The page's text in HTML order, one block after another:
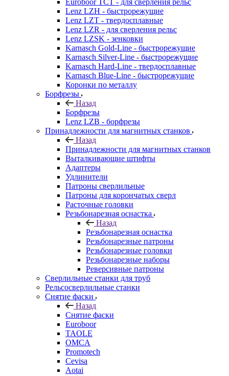
Euroboor TCT - для сверления рельс
Lenz LZH - быстрорежущие
Lenz LZT - твердосплавные
Lenz LZR - для сверления рельс
Lenz LZSK - зенковки
Karnasch Gold-Line - быстрорежущие
Karnasch Silver-Line - быстрорежущие
Karnasch Hard-Line - твердосплавные
Karnasch Blue-Line - быстрорежущие
Коронки по металлу
Борфрезы
Назад
Борфрезы
Lenz LZB - борфрезы
Принадлежности для магнитных станков
Назад
Принадлежности для магнитных станков
Выталкивающие штифты
Адаптеры
Удлинители
Патроны сверлильные
Патроны для корончатых сверл
Расточные головки
Резьбонарезная оснастка
Назад
Резьбонарезная оснастка
Резьбонарезные патроны
Резьбонарезные головки
Резьбонарезные наборы
Реверсивные патроны
Сверлильные станки для труб
Рельсосверлильные станки
Снятие фаски
Назад
Снятие фаски
Euroboor
TAOLE
OMCA
Promotech
Cevisa
Aotai